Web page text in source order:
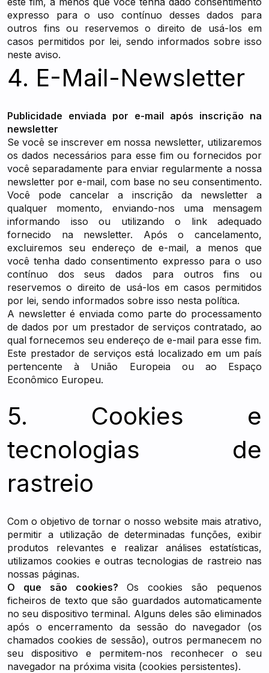
expresso para o uso contínuo desses dados para
outros fins ou reservemos o direito de usá-los em
casos permitidos por lei, sendo informados sobre isso
neste aviso.
4. E-Mail-Newsletter
Publicidade enviada por e-mail após inscrição na
newsletter
Se você se inscrever em nossa newsletter, utilizaremos
os dados necessários para esse fim ou fornecidos por
você separadamente para enviar regularmente a nossa
newsletter por e-mail, com base no seu consentimento.
Você pode cancelar a inscrição da newsletter a
qualquer momento, enviando-nos uma mensagem
informando isso ou utilizando o link adequado
fornecido na newsletter. Após o cancelamento,
excluiremos seu endereço de e-mail, a menos que
você tenha dado consentimento expresso para o uso
contínuo dos seus dados para outros fins ou
reservemos o direito de usá-los em casos permitidos
por lei, sendo informados sobre isso nesta política.
A newsletter é enviada como parte do processamento
de dados por um prestador de serviços contratado, ao
qual fornecemos seu endereço de e-mail para esse fim.
Este prestador de serviços está localizado em um país
pertencente à União Europeia ou ao Espaço
Econômico Europeu.
5. Cookies e
tecnologias de
rastreio
Com o objetivo de tornar o nosso website mais atrativo,
permitir a utilização de determinadas funções, exibir
produtos relevantes e realizar análises estatísticas,
utilizamos cookies e outras tecnologias de rastreio nas
nossas páginas.
O que são cookies? Os cookies são pequenos
ficheiros de texto que são guardados automaticamente
no seu dispositivo terminal. Alguns deles são eliminados
após o encerramento da sessão do navegador (os
chamados cookies de sessão), outros permanecem no
seu dispositivo e permitem-nos reconhecer o seu
navegador na próxima visita (cookies persistentes).